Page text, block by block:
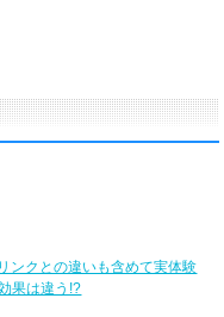
ンクとの違いも含めて実体験
果は違う!?